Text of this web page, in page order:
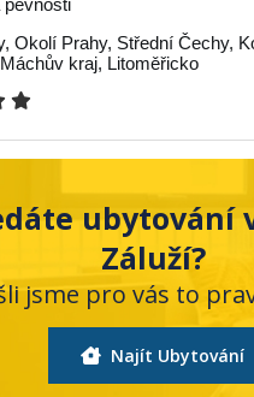
, Okolí Prahy, Střední Čechy,
Máchův kraj, Litoměřicko
ubytování
Záluží?
jsme pro vás to
Najít Ubytování